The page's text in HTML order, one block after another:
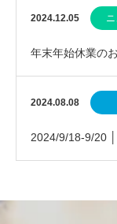
2024.12.05
年末年始休業の
2024.08.08
2024/9/18-9/20